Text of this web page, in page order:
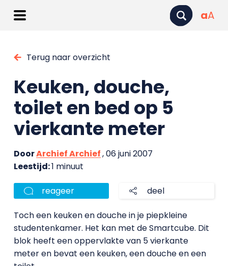
aA
Terug naar overzicht
Keuken, douche,
toilet en bed op 5
vierkante meter
DoorArchief Archief, 06 juni 2007
Leestijd:1 minuut
reageer deel
Toch een keuken en douche in je piepkleine
studentenkamer. Het kan met de Smartcube. Dit
blok heeft een oppervlakte van 5 vierkante
meter en bevat een keuken, een douche en een